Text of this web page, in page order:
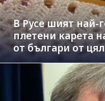
В Русе шият най-
плетени карета
от българи от